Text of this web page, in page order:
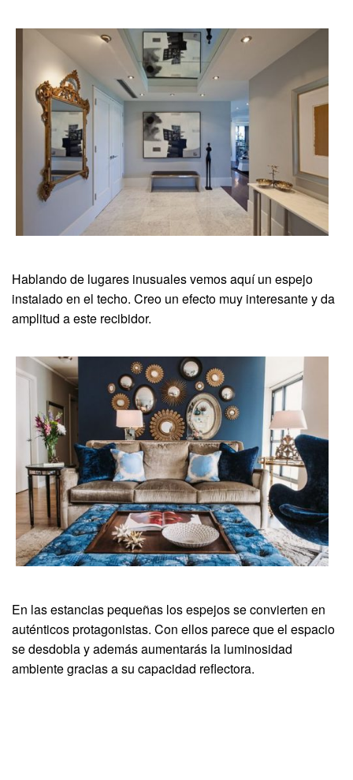
Hablando de lugares inusuales vemos aquí un espejo
instalado en el techo. Creo un efecto muy interesante y da
amplitud a este recibidor.
En las estancias pequeñas los espejos se convierten en
auténticos protagonistas. Con ellos parece que el espacio
se desdobla y además aumentarás la luminosidad
ambiente gracias a su capacidad reflectora.